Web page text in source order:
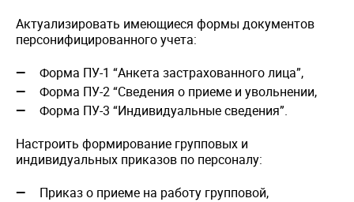
Актуализировать имеющиеся формы документов
персонифицированного учета:
Форма ПУ-1 “Анкета застрахованного лица”,
Форма ПУ-2 “Сведения о приеме и увольнении,
Форма ПУ-3 “Индивидуальные сведения”.
Настроить формирование групповых и
индивидуальных приказов по персоналу:
Приказ о приеме на работу групповой,